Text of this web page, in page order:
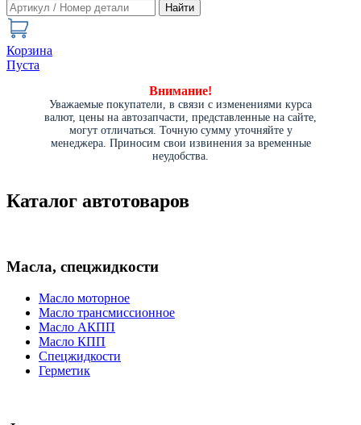
Найти
Корзина
Пуста
Внимание!
Уважаемые покупатели, в связи с изменениями курса
валют, цены на автозапчасти, представленные на сайте,
могут отличаться. Точную сумму уточняйте у
менеджера. Приносим свои извинения за временные
неудобства.
Каталог автотоваров
Масла, спецжидкости
Масло моторное
Масло трансмиссионное
Масло АКПП
Масло КПП
Спецжидкости
Герметик